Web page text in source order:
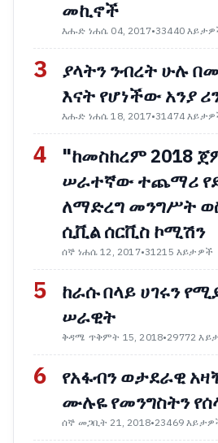
መኪኖች
እሑድ ነሐሴ 04, 2017•33440
3
ያላትን ንብረት ሁሉ
እናት የሆነችው አንያ
እሑድ ነሐሴ 18, 2017•31474
4
"ከመስከረም 2018
ሠራተኛው ተጨማሪ
ለማድረግ መንግሥት
ሲቪል ሰርቪስ ኮሚሽን
ሰኞ ነሐሴ 12, 2017•31215 እይታዎች
5
ከራሱ በላይ ሀገሩን
ሠራዊት
ቅዳሜ ጥቅምት 15, 2018•29772
6
የአፋብን ወታደራዊ
ሙሉዬ የመንግስትን
ሰኞ መጋቢት 21, 2018•23469